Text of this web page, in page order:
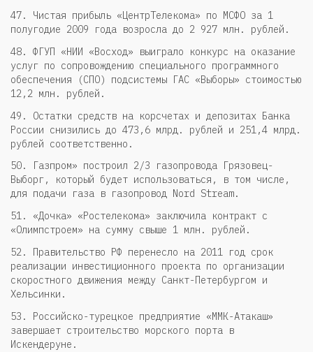
47. Чистая прибыль «ЦентрТелекома» по МСФО за 1
полугодие 2009 года возросла до 2 927 млн. рублей.
48. ФГУП «НИИ «Восход» выиграло конкурс на оказание
услуг по сопровождению специального программного
обеспечения (СПО) подсистемы ГАС «Выборы» стоимостью
12,2 млн. рублей.
49. Остатки средств на корсчетах и депозитах Банка
России снизились до 473,6 млрд. рублей и 251,4 млрд.
рублей соответственно.
50. Газпром» построил 2/3 газопровода Грязовец-
Выборг, который будет использоваться, в том числе,
для подачи газа в газопровод Nord Stream.
51. «Дочка» «Ростелекома» заключила контракт с
«Олимпстроем» на сумму свыше 1 млн. рублей.
52. Правительство РФ перенесло на 2011 год срок
реализации инвестиционного проекта по организации
скоростного движения между Санкт-Петербургом и
Хельсинки.
53. Российско-турецкое предприятие «ММК-Атакаш»
завершает строительство морского порта в
Искендеруне.